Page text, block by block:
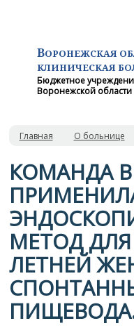
ВОРОНЕЖСКАЯ
КЛИНИЧЕСКАЯ
Бюджетное
Воронежской области
Главная О больнице
​КОМАНДА
МЕТОД
ЛЕТНЕЙ